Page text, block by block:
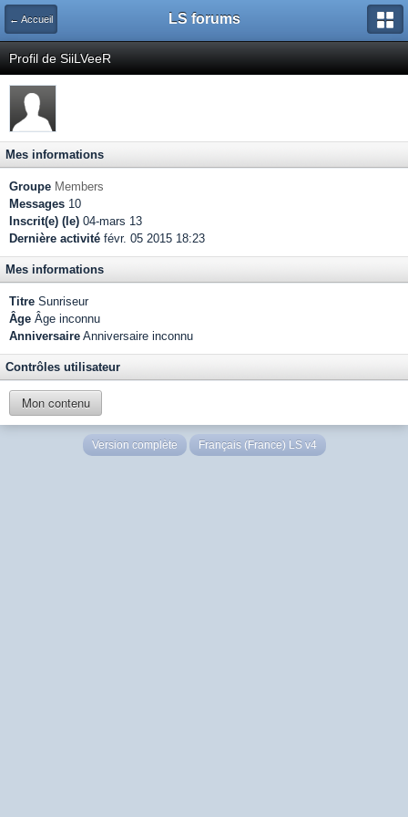
← Accueil LS forums
Profil de SiiLVeeR
Mes informations
Groupe Members
Messages 10
Inscrit(e) (le) 04-mars 13
Dernière activité févr. 05 2015 18:23
Mes informations
Titre Sunriseur
Âge Âge inconnu
Anniversaire Anniversaire inconnu
Contrôles utilisateur
Mon contenu
Version complète Français (France) LS v4